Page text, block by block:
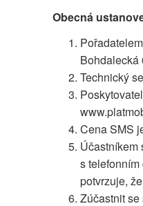
Obecná
Bohdalecká
Technický
Cena SMS
Účastníkem
s
potvrzuje,
Zúčastnit